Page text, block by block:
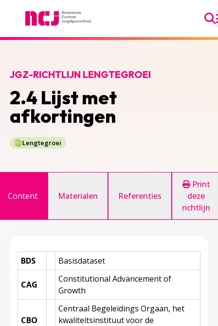
2.4 Lijst met
afkortingen
JGZ-RICHTLIJN LENGTEGROEI
Lengtegroei
Content Materialen Referenties
Print
deze
richtlijn
BDS Basisdataset
CAG
Constitutional Advancement of
Growth
CBO
Centraal Begeleidings Orgaan, het
kwaliteitsinstituut voor de